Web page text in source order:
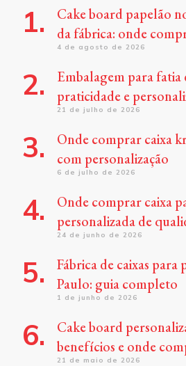
Cake board papelão
da fábrica: onde
4 de agosto de 2026
Embalagem para fatia
praticidade e
21 de julho de 2026
Onde comprar caixa
com personalização
6 de julho de 2026
Onde comprar caixa
personalizada de
24 de junho de 2026
Fábrica de caixas para
Paulo: guia completo
1 de junho de 2026
Cake board
benefícios e onde
21 de maio de 2026